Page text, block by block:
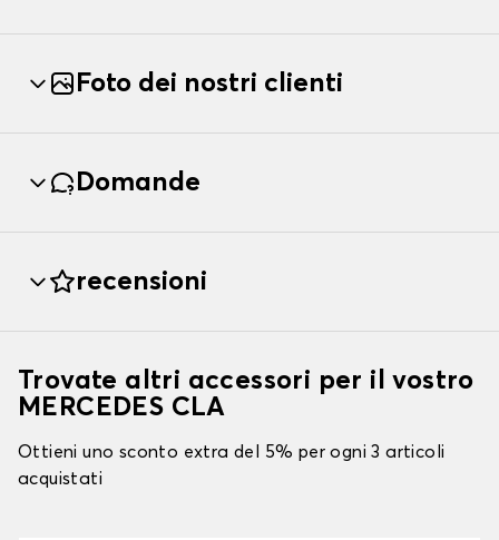
Foto dei nostri clienti
Domande
recensioni
Trovate altri accessori per il vostro
MERCEDES CLA
Ottieni uno sconto extra del 5% per ogni 3 articoli
acquistati